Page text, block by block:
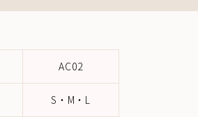
AC02
S・M・L